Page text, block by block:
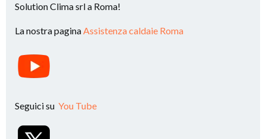
Solution Clima srl a Roma!
La nostra paginaAssistenza caldaie Roma
Seguici su You Tube